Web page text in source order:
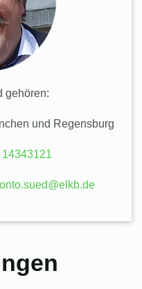
gehören:
und Regensburg